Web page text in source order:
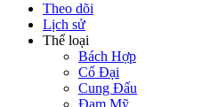
Theo dõi
Lịch sử
Thể loại
Bách Hợp
Cổ Đại
Cung Đấu